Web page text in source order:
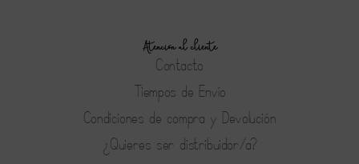
Atención al cliente
Contacto
Tiempos de Envío
Condiciones de compra y Devolución
¿Quieres ser distribuidor/a?